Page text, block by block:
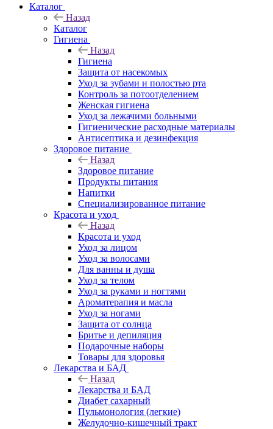
Каталог
Назад
Каталог
Гигиена
Назад
Гигиена
Защита от насекомых
Уход за зубами и полостью рта
Контроль за потоотделением
Женская гигиена
Уход за лежачими больными
Гигиенические расходные материалы
Антисептика и дезинфекция
Здоровое питание
Назад
Здоровое питание
Продукты питания
Напитки
Специализированное питание
Красота и уход
Назад
Красота и уход
Уход за лицом
Уход за волосами
Для ванны и душа
Уход за телом
Уход за руками и ногтями
Ароматерапия и масла
Уход за ногами
Защита от солнца
Бритье и депиляция
Подарочные наборы
Товары для здоровья
Лекарства и БАД
Назад
Лекарства и БАД
Диабет сахарный
Пульмонология (легкие)
Желудочно-кишечный тракт